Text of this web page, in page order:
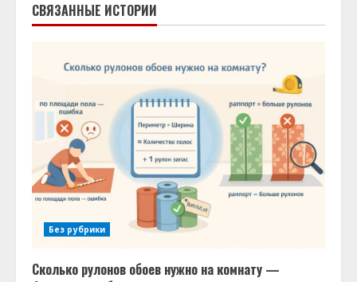
СВЯЗАННЫЕ ИСТОРИИ
Без рубрики
Сколько рулонов обоев нужно на комнату —